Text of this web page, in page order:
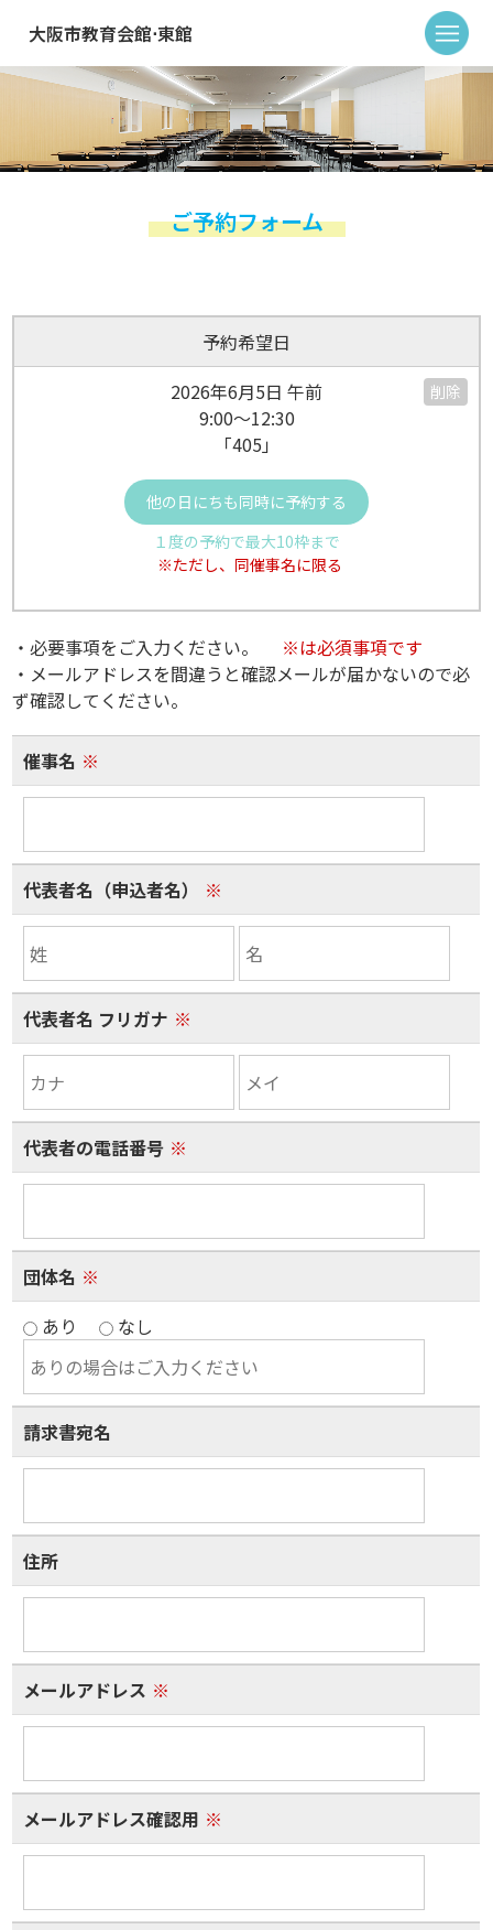
大阪市教育会館⋅東館
ご予約フォーム
予約希望日
2026年6月5日 午前
9:00～12:30
「405」
削除
他の日にちも同時に予約する
１度の予約で最大10枠まで
※ただし、同催事名に限る
・必要事項をご入力ください。
※は必須事項です
・メールアドレスを間違うと確認メールが届かないので必
ず確認してください。
催事名 ※
代表者名（申込者名） ※
代表者名 フリガナ ※
代表者の電話番号 ※
団体名 ※
あり
なし
請求書宛名
住所
メールアドレス ※
メールアドレス確認用 ※